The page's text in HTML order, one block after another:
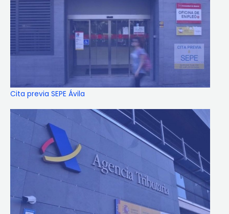
Cita previa SEPE Ávila